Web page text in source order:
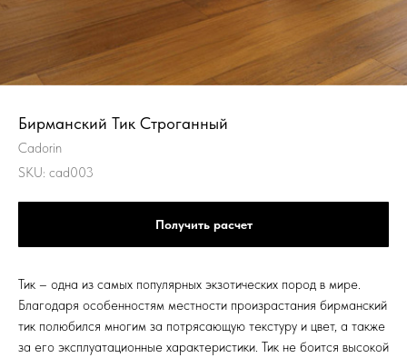
Бирманский Тик Строганный
Cadorin
SKU: cad003
Получить расчет
Тик – одна из самых популярных экзотических пород в мире.
Благодаря особенностям местности произрастания бирманский
тик полюбился многим за потрясающую текстуру и цвет, а также
за его эксплуатационные характеристики. Тик не боится высокой